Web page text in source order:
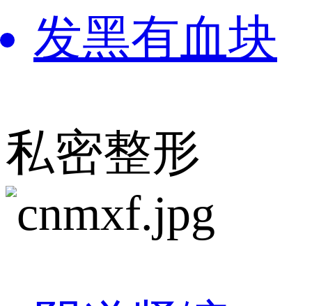
发黑有血块
私密整形